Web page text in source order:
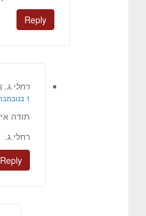
Reply
רחלי.ג.
1 בנובמבר 2010 at 13:00
תודה
רחלי.ג.
Reply